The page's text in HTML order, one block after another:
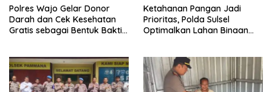
Polres Wajo Gelar Donor
Darah dan Cek Kesehatan
Gratis sebagai Bentuk Bakti
Ketahanan Pangan Jadi
Prioritas, Polda Sulsel
Optimalkan Lahan Binaan